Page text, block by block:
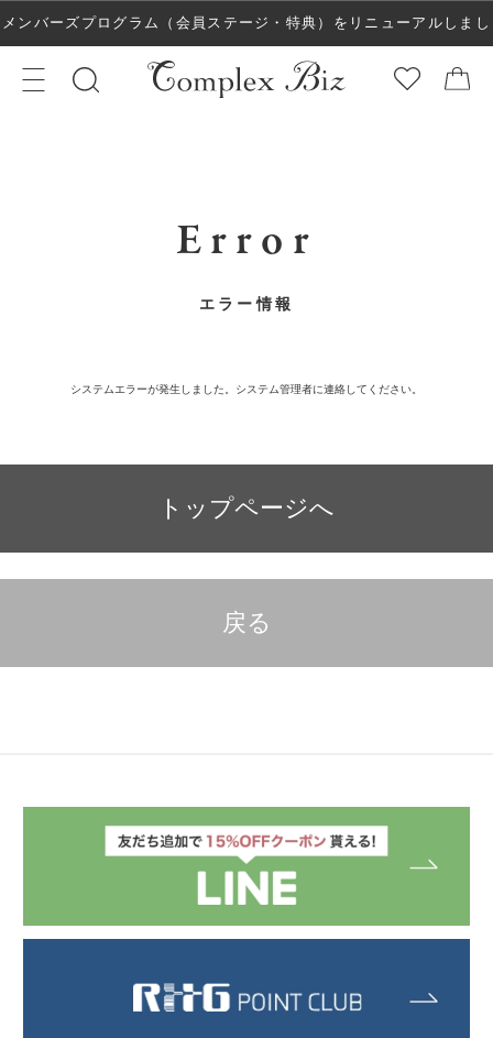
メンバーズプログラム（会員ステージ・特典）をリニューアルしまし
た！
Error
エラー情報
システムエラーが発生しました。システム管理者に連絡してください。
戻る
トップページへ